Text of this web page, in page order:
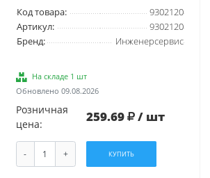
Код товара:
9302120
Артикул:
9302120
Бренд:
Инженерсервис
На складе 1 шт
Обновлено 09.08.2026
Розничная
цена:
259.69 / шт
- + КУПИТЬ